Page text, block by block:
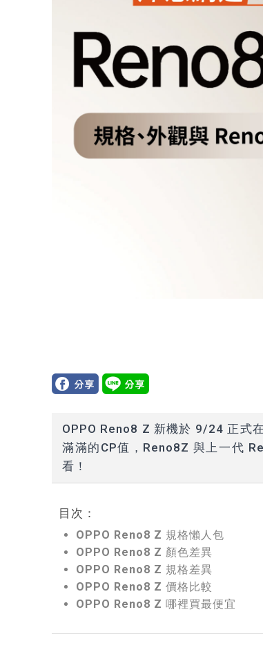
OPPO Reno8 Z 新機於 9/24 正式
滿滿的CP值， Reno8Z 與上一代
看！
目次：
OPPO Reno8 Z 規格懶人包
OPPO Reno8 Z 顏色差異
OPPO Reno8 Z 規格差異
OPPO Reno8 Z 價格比較
OPPO Reno8 Z 哪裡買最便宜